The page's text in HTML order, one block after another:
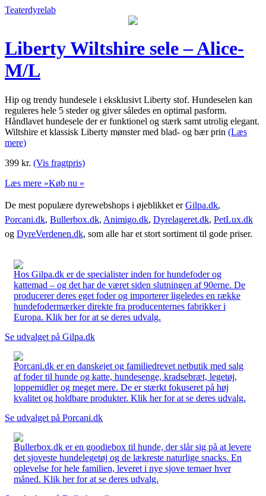
Teaterdyrelab
Liberty Wiltshire sele – Alice-
M/L
Hip og trendy hundesele i eksklusivt Liberty stof. Hundeselen kan
reguleres hele 5 steder og giver således en optimal pasform.
Håndlavet hundesele der er funktionel og stærk samt utrolig elegant.
Wiltshire et klassisk Liberty mønster med blad- og bær prin (Læs
mere)
399 kr. (Vis fragtpris)
Læs mere »Køb nu »
De mest populære dyrewebshops i øjeblikket erGilpa.dk,
Porcani.dk, Bullerbox.dk, Animigo.dk, Dyrelageret.dk, PetLux.dk
og DyreVerdenen.dk, som alle har et stort sortiment til gode priser.
Hos Gilpa.dk er de specialister inden for hundefoder og
kattemad – og det har de været siden slutningen af 90erne. De
producerer deres eget foder og importerer ligeledes en række
hundefodermærker direkte fra producenternes fabrikker i
Europa. Klik her for at se deres udvalg.
Se udvalget på Gilpa.dk
Porcani.dk er en danskejet og familiedrevet netbutik med salg
af foder til hunde og katte, hundesenge, kradsebræt, legetøj,
loppemidler og meget mere. De er stærkt fokuseret på høj
kvalitet og holdbare produkter. Klik her for at se deres udvalg.
Se udvalget på Porcani.dk
Bullerbox.dk er en goodiebox til hunde, der slår sig på at levere
det sjoveste hundelegetøj og de lækreste naturlige snacks. En
oplevelse for hele familien, leveret i nye sjove temaer hver
måned. Klik her for at se deres udvalg.